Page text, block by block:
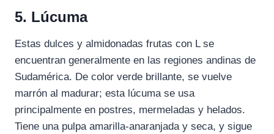
5. Lúcuma
Estas dulces y almidonadas frutas con L se
encuentran generalmente en las regiones andinas de
Sudamérica. De color verde brillante, se vuelve
marrón al madurar; esta lúcuma se usa
principalmente en postres, mermeladas y helados.
Tiene una pulpa amarilla-anaranjada y seca, y sigue